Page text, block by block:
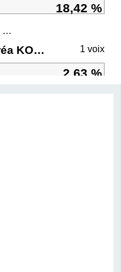
18,42 %
RN - Rassemblement national et ses alliés
Liste conduite par Andréa KOTARAC 1 voix
2,63 %